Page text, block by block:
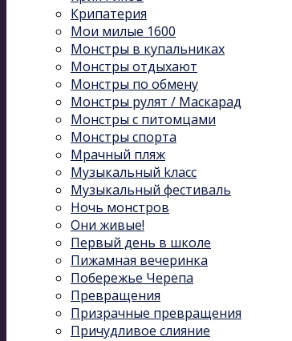
Крипатерия
Мои милые 1600
Монстры в купальниках
Монстры отдыхают
Монстры по обмену
Монстры рулят / Маскарад
Монстры с питомцами
Монстры спорта
Мрачный пляж
Музыкальный kласс
Музыкальный фестиваль
Ночь монстров
Они живые!
Первый день в школе
Пижамная вечеринка
Побережье Черепа
Превращения
Призрачные превращения
Причудливое слияние